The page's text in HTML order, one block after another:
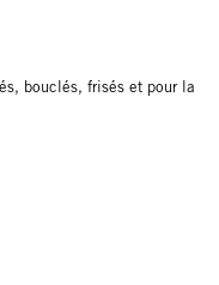
bouclés, frisés et pour la